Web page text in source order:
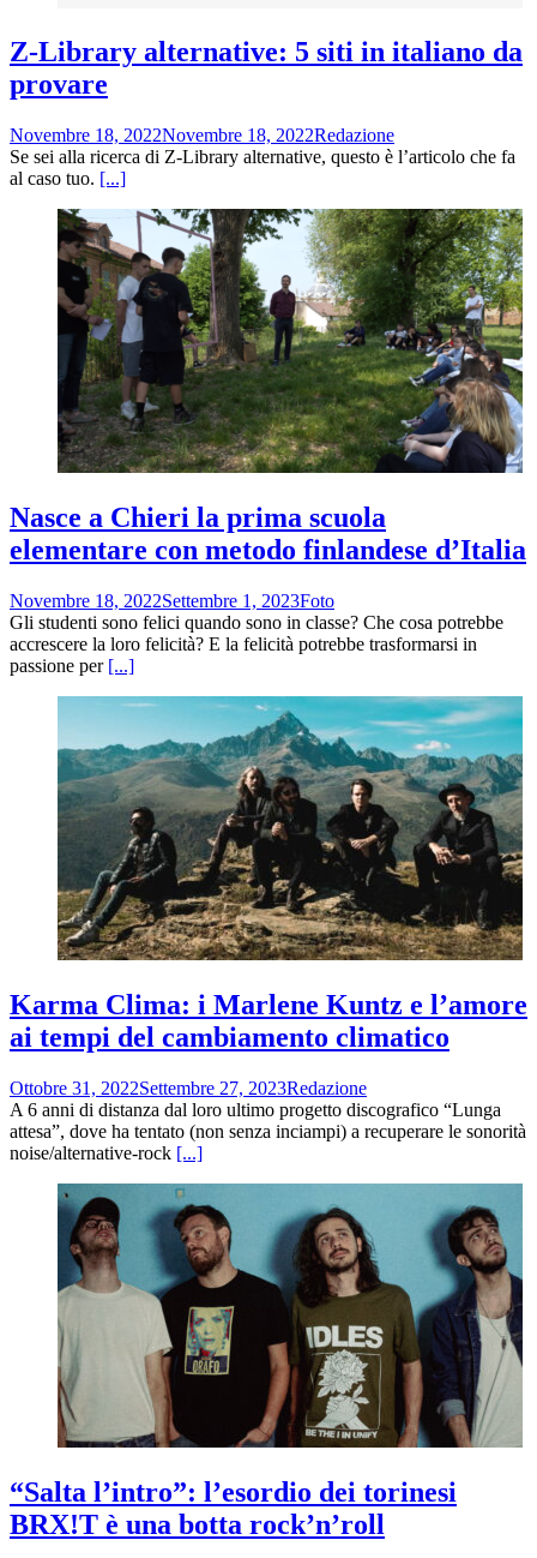
Z-Library alternative: 5 siti in italiano da
provare
Novembre 18, 2022Novembre 18, 2022Redazione
Se sei alla ricerca di Z-Library alternative, questo è l’articolo che fa
al caso tuo. [...]
Nasce a Chieri la prima scuola
elementare con metodo finlandese d’Italia
Novembre 18, 2022Settembre 1, 2023Foto
Gli studenti sono felici quando sono in classe? Che cosa potrebbe
accrescere la loro felicità? E la felicità potrebbe trasformarsi in
passione per [...]
Karma Clima: i Marlene Kuntz e l’amore
ai tempi del cambiamento climatico
Ottobre 31, 2022Settembre 27, 2023Redazione
A 6 anni di distanza dal loro ultimo progetto discografico “Lunga
attesa”, dove ha tentato (non senza inciampi) a recuperare le sonorità
noise/alternative-rock [...]
“Salta l’intro”: l’esordio dei torinesi
BRX!T è una botta rock’n’roll